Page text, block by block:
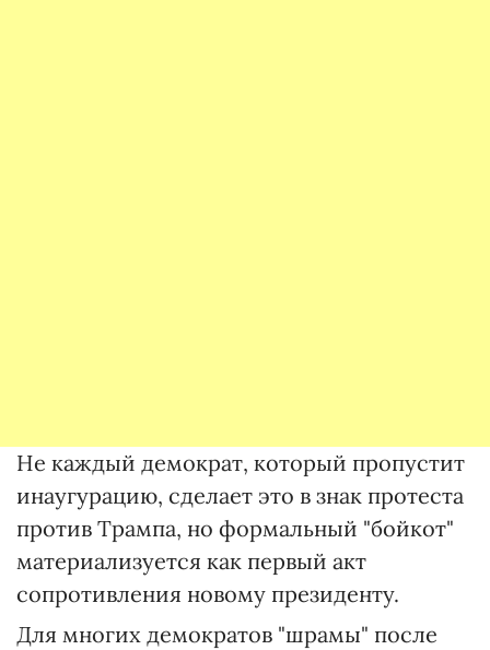
Не каждый демократ, который пропустит
инаугурацию, сделает это в знак протеста
против Трампа, но формальный "бойкот"
материализуется как первый акт
сопротивления новому президенту.
Для многих демократов "шрамы" после